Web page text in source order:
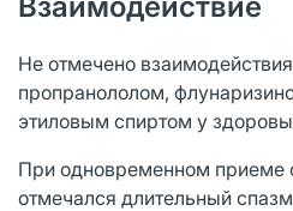
Не отмечено
пропранололом,
этиловым спиртом у
При одновременном приеме
отмечался длительный